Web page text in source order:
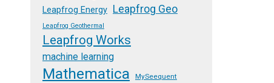
Leapfrog Energy Leapfrog Geo
Leapfrog Geothermal
Leapfrog Works
machine learning
Mathematica MySeequent